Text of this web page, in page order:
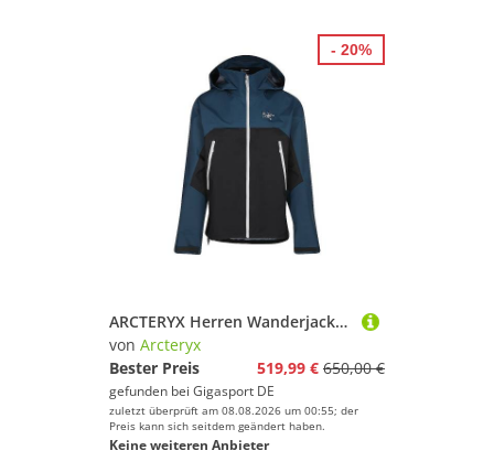
ARCTERYX Herren Wanderjacke Beta AR 3L GTX Hoodie petrol | XL
von Arcteryx
Bester Preis
519,99 € 650,00 €
gefunden bei Gigasport DE
zuletzt überprüft am 08.08.2026 um 00:55; der
Preis kann sich seitdem geändert haben.
Keine weiteren Anbieter
- 20%